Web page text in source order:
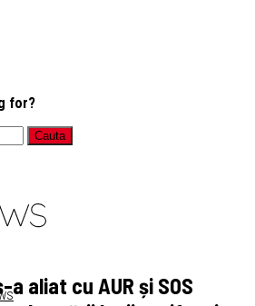
for?
aliat cu AUR și SOS